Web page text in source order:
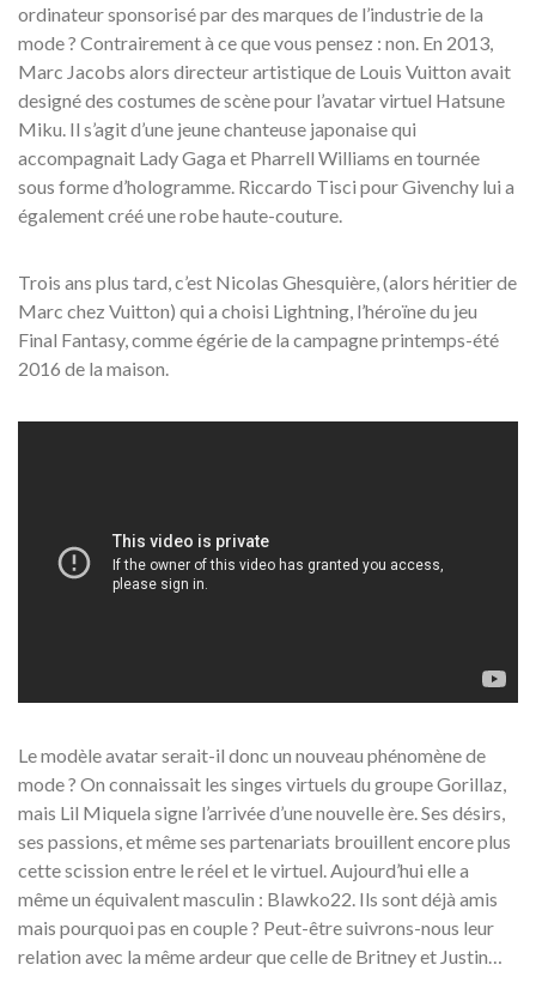
ordinateur sponsorisé par des marques de l’industrie de la
mode ? Contrairement à ce que vous pensez : non. En 2013,
Marc Jacobs alors directeur artistique de Louis Vuitton avait
designé des costumes de scène pour l’avatar virtuel Hatsune
Miku. Il s’agit d’une jeune chanteuse japonaise qui
accompagnait Lady Gaga et Pharrell Williams en tournée
sous forme d’hologramme. Riccardo Tisci pour Givenchy lui a
également créé une robe haute-couture.
Trois ans plus tard, c’est Nicolas Ghesquière, (alors héritier de
Marc chez Vuitton) qui a choisi Lightning, l’héroïne du jeu
Final Fantasy, comme égérie de la campagne printemps-été
2016 de la maison.
Le modèle avatar serait-il donc un nouveau phénomène de
mode ? On connaissait les singes virtuels du groupe Gorillaz,
mais Lil Miquela signe l’arrivée d’une nouvelle ère. Ses désirs,
ses passions, et même ses partenariats brouillent encore plus
cette scission entre le réel et le virtuel. Aujourd’hui elle a
même un équivalent masculin : Blawko22. Ils sont déjà amis
mais pourquoi pas en couple ? Peut-être suivrons-nous leur
relation avec la même ardeur que celle de Britney et Justin…